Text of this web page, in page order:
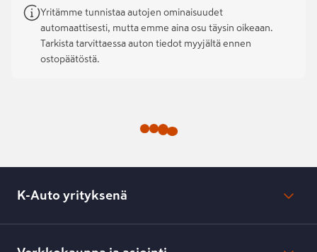
Yritämme tunnistaa autojen ominaisuudet
automaattisesti, mutta emme aina osu täysin oikeaan.
Tarkista tarvittaessa auton tiedot myyjältä ennen
ostopäätöstä.
K-Auto yrityksenä
Lehdistötiedotteet